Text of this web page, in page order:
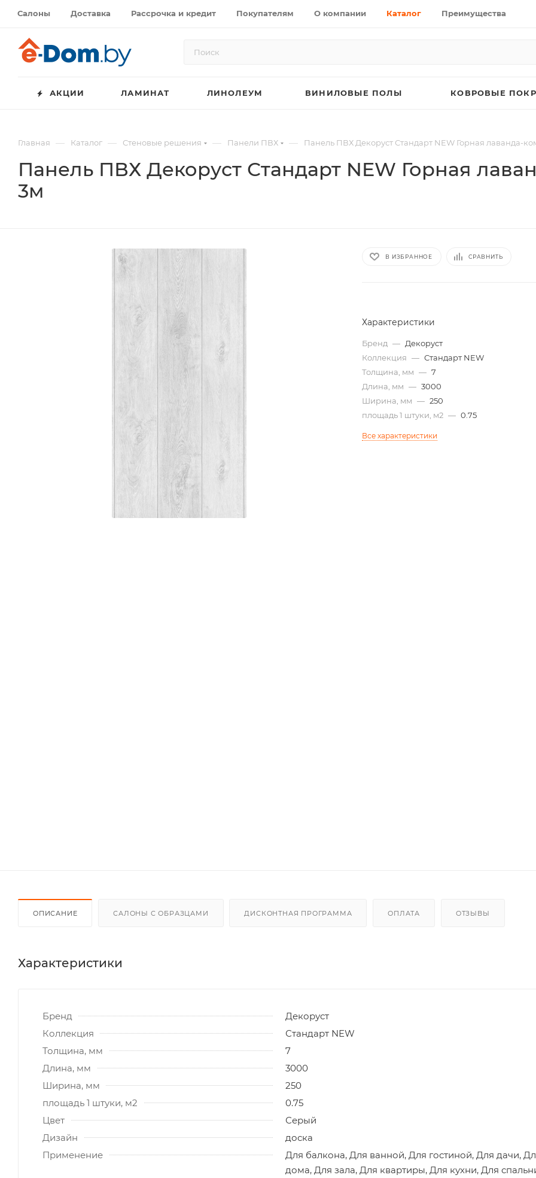
Салоны Доставка Рассрочка и кредит Покупателям О компании Каталог Преимущества
АКЦИИ ЛАМИНАТ ЛИНОЛЕУМ ВИНИЛОВЫЕ ПОЛЫ КОВРОВЫЕ
Главная — Каталог — Стеновые решения — Панели ПВХ — Панель ПВХ Декоруст Стандарт NEW Горная лаванда-
Панель ПВХ Декоруст Стандарт NEW Горная
3м
В ИЗБРАННОЕ СРАВНИТЬ
Характеристики
Бренд — Декоруст
Коллекция — Стандарт NEW
Толщина, мм — 7
Длина, мм — 3000
Ширина, мм — 250
площадь 1 штуки, м2 — 0.75
Все характеристики
ОПИСАНИЕ САЛОНЫ С ОБРАЗЦАМИ ДИСКОНТНАЯ ПРОГРАММА ОПЛАТА ОТЗЫВЫ
Характеристики
Бренд
Декоруст
Коллекция
Стандарт NEW
Толщина, мм
7
Длина, мм
3000
Ширина, мм
250
площадь 1 штуки, м2
0.75
Цвет
Серый
Дизайн
доска
Применение
Для балкона, Для ванной, Для гостиной, Для дачи,
дома, Для зала, Для квартиры, Для кухни, Для